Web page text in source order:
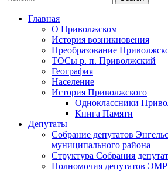
Главная
О Приволжском
История возникновения
Преобразование
ТОСы р. п. Приволжский
География
Население
История Приволжского
Одноклассники
Книга Памяти
Депутаты
Собрание депутатов
муниципального района
Структура Собрания
Полномочия депутатов ЭМР